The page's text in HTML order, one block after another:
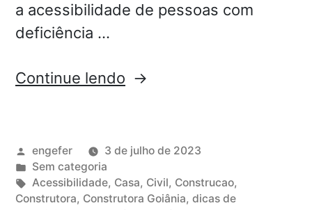
a acessibilidade de pessoas com
deficiência …
Continue lendo
engefer
3 de julho de 2023
Sem categoria
Acessibilidade, Casa, Civil, Construcao,
Construtora, Construtora Goiânia, dicas de